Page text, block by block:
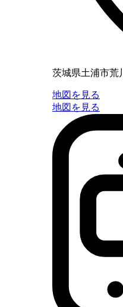
茨城県土浦市荒
地図を見る
地図を見る